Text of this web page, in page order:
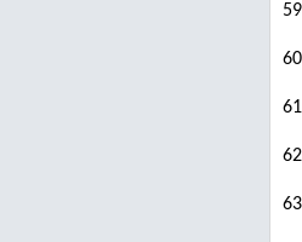
59
60
61
62
63